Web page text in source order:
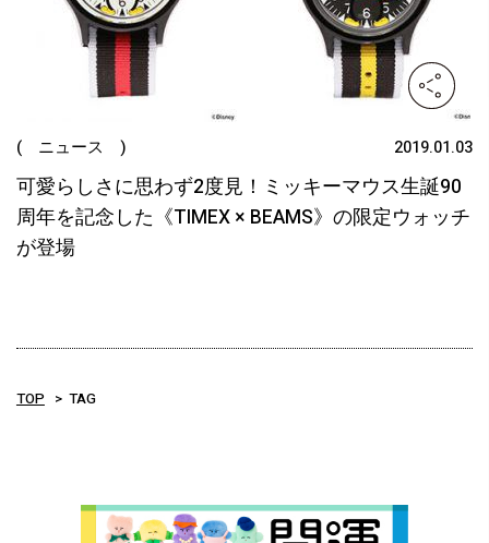
( ニュース ) 2019.01.03
可愛らしさに思わず2度見！ミッキーマウス生誕90
周年を記念した《TIMEX × BEAMS》の限定ウォッチ
が登場
TOP TAG